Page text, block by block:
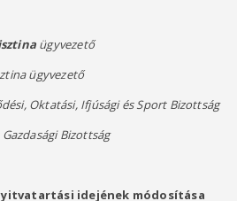
ügyvezető
ügyvezető
Oktatási, Ifjúsági és Sport Bizottság
Bizottság
idejének módosítása